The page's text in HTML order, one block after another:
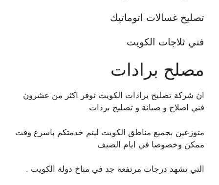
تصليح غسالات اتوماتيك
فني ثلاجات الكويت
مصلح برادات
ان شركة تصليح برادات الكويت توفر اكثر من عشرون
فني اصلاح و صيانة و تصليح بردات
متوزعين بجميع مناطق الكويت ليتم خدمتكم باسرع وقت
ممكن وخصوصا في ايام الصيف
التي تشهد درجات مرتفعة جد في مناخ دولة الكويت .